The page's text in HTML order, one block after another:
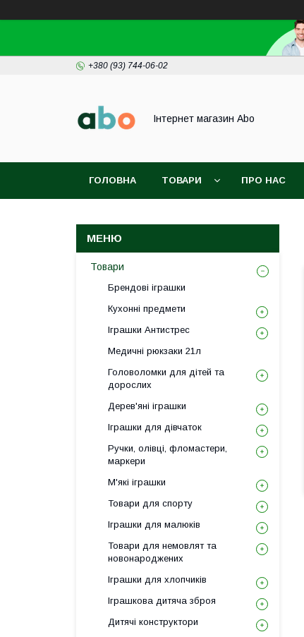
+380 (93) 744-06-02
Інтернет магазин Abo
ГОЛОВНА ТОВАРИ ПРО НАС
Товари
Брендові іграшки
Кухонні предмети
Іграшки Антистрес
Медичні рюкзаки 21л
Головоломки для дітей та
дорослих
Дерев'яні іграшки
Іграшки для дівчаток
Ручки, олівці, фломастери,
маркери
М'які іграшки
Товари для спорту
Іграшки для малюків
Товари для немовлят та
новонароджених
Іграшки для хлопчиків
Іграшкова дитяча зброя
Дитячі конструктори